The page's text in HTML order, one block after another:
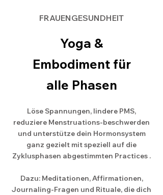
FRAUENGESUNDHEIT
Yoga &
Embodiment für
alle Phasen
Löse Spannungen, lindere PMS,
reduziere Menstruations-beschwerden
und unterstütze dein Hormonsystem
ganz gezielt mit speziell auf die
Zyklusphasen abgestimmten Practices .
Dazu: Meditationen, Affirmationen,
Journaling-Fragen und Rituale, die dich